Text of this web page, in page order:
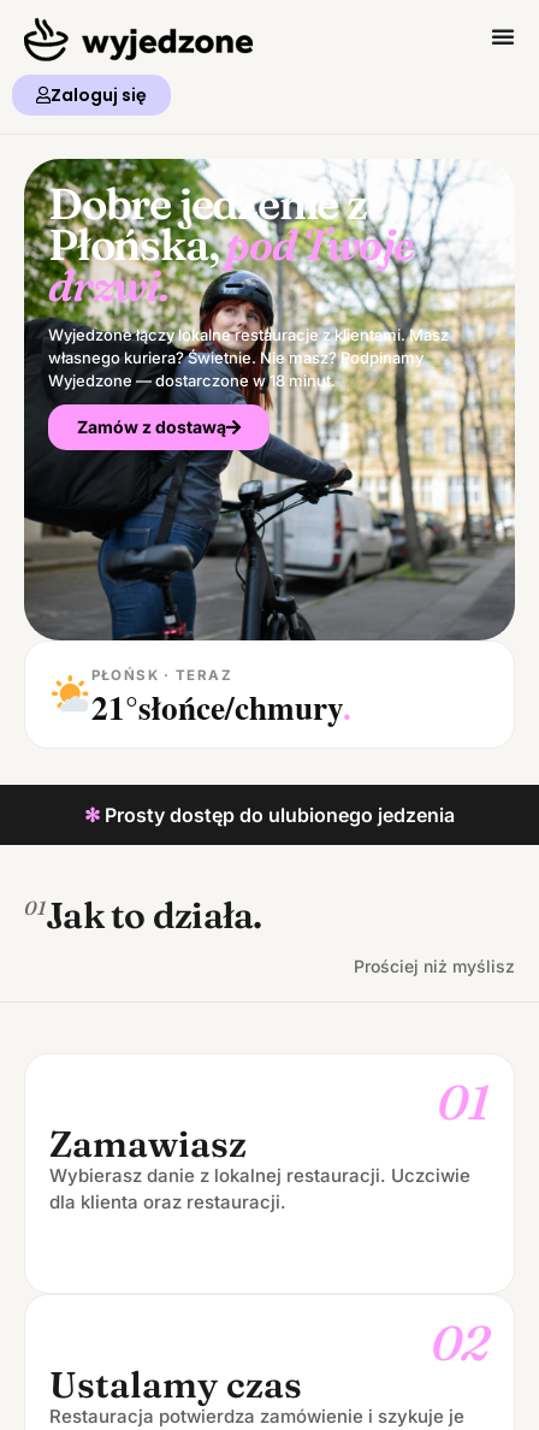
Zaloguj się
Dobre jedzenie z
Płońska,pod Twoje
drzwi.
Wyjedzone łączy lokalne restauracje z klientami. Masz
własnego kuriera? Świetnie. Nie masz? Podpinamy
Wyjedzone — dostarczone w 18 minut.
Zamów z dostawą
PŁOŃSK · TERAZ
21°słońce/chmury.
✻ Prosty dostęp do ulubionego jedzenia
01Jak to działa.
Prościej niż myślisz
01
Zamawiasz
Wybierasz danie z lokalnej restauracji. Uczciwie
dla klienta oraz restauracji.
02
Ustalamy czas
Restauracja potwierdza zamówienie i szykuje je